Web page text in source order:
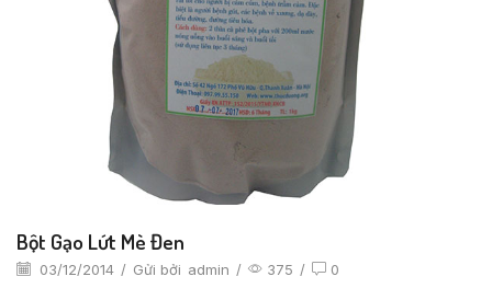
Bột Gạo Lứt Mè Đen
03/12/2014 / Gửi bởi admin / 375 / 0